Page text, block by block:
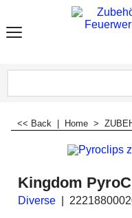
<< Back Home >
Kingdom
Diverse